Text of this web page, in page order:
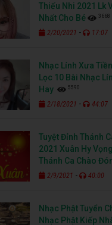
Thiếu Nhi 2021 Lk
Nhất Cho Bé
3668
2/20/2021 - 17:07
Nhạc Lính Xưa
Lọc 10 Bài Nhạc
Hay
5590
2/18/2021 - 44:07
Tuyệt Đỉnh Thánh
2021 Xuân Hy
Thánh Ca Chào
2/9/2021 - 40:00
Nhạc Phật Tuyển
Nhạc Phật Kiếp